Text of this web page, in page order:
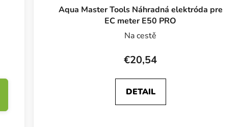
Aqua Master Tools Náhradná elektróda pre
EC meter E50 PRO
Na cestě
€20,54
DETAIL